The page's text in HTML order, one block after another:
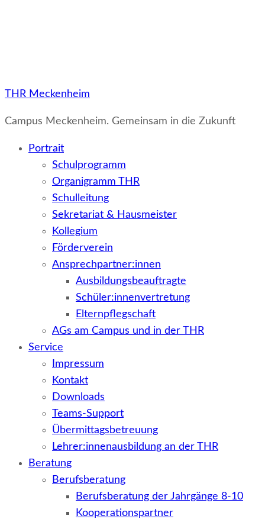
THR Meckenheim
Campus Meckenheim. Gemeinsam in die Zukunft
Portrait
Schulprogramm
Organigramm THR
Schulleitung
Sekretariat & Hausmeister
Kollegium
Förderverein
Ansprechpartner:innen
Ausbildungsbeauftragte
Schüler:innenvertretung
Elternpflegschaft
AGs am Campus und in der THR
Service
Impressum
Kontakt
Downloads
Teams-Support
Übermittagsbetreuung
Lehrer:innenausbildung an der THR
Beratung
Berufsberatung
Berufsberatung der Jahrgänge 8-10
Kooperationspartner